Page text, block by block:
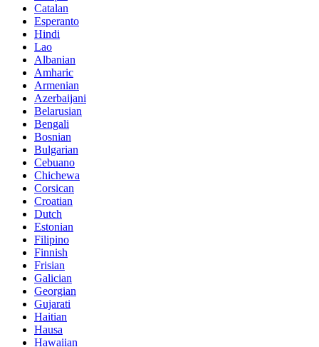
Catalan
Esperanto
Hindi
Lao
Albanian
Amharic
Armenian
Azerbaijani
Belarusian
Bengali
Bosnian
Bulgarian
Cebuano
Chichewa
Corsican
Croatian
Dutch
Estonian
Filipino
Finnish
Frisian
Galician
Georgian
Gujarati
Haitian
Hausa
Hawaiian